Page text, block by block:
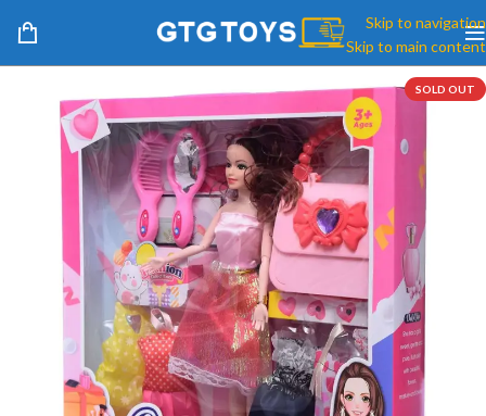
Skip to navigation
Skip to main content
SOLD OUT